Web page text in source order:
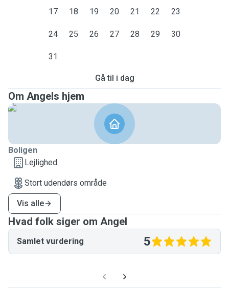
17 18 19 20 21 22 23
24 25 26 27 28 29 30
31
Gå til i dag
Om Angels hjem
Boligen
Lejlighed
Stort udendørs område
Vis alle
Hvad folk siger om Angel
Samlet vurdering 5